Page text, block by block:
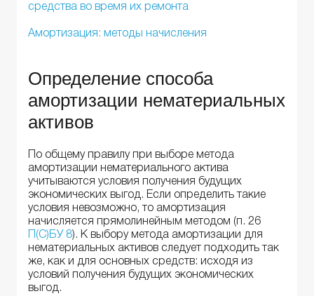
средства во время их ремонта
Амортизация: методы начисления
Определение способа
амортизации нематериальных
активов
По общему правилу при выборе метода
амортизации нематериального актива
учитываются условия получения будущих
экономических выгод. Если определить такие
условия невозможно, то амортизация
начисляется прямолинейным методом (п. 26
П(С)БУ 8). К выбору метода амортизации для
нематериальных активов следует подходить так
же, как и для основных средств: исходя из
условий получения будущих экономических
выгод.